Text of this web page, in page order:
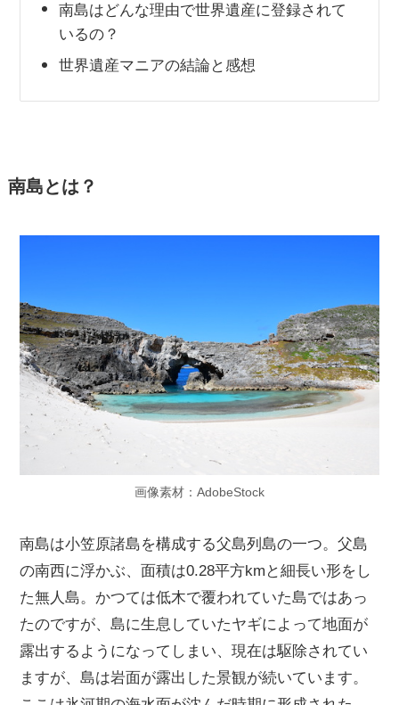
南島はどんな理由で世界遺産に登録されて
いるの？
世界遺産マニアの結論と感想
南島とは？
画像素材：AdobeStock
南島は小笠原諸島を構成する父島列島の一つ。父島
の南西に浮かぶ、面積は0.28平方kmと細長い形をし
た無人島。かつては低木で覆われていた島ではあっ
たのですが、島に生息していたヤギによって地面が
露出するようになってしまい、現在は駆除されてい
ますが、島は岩面が露出した景観が続いています。